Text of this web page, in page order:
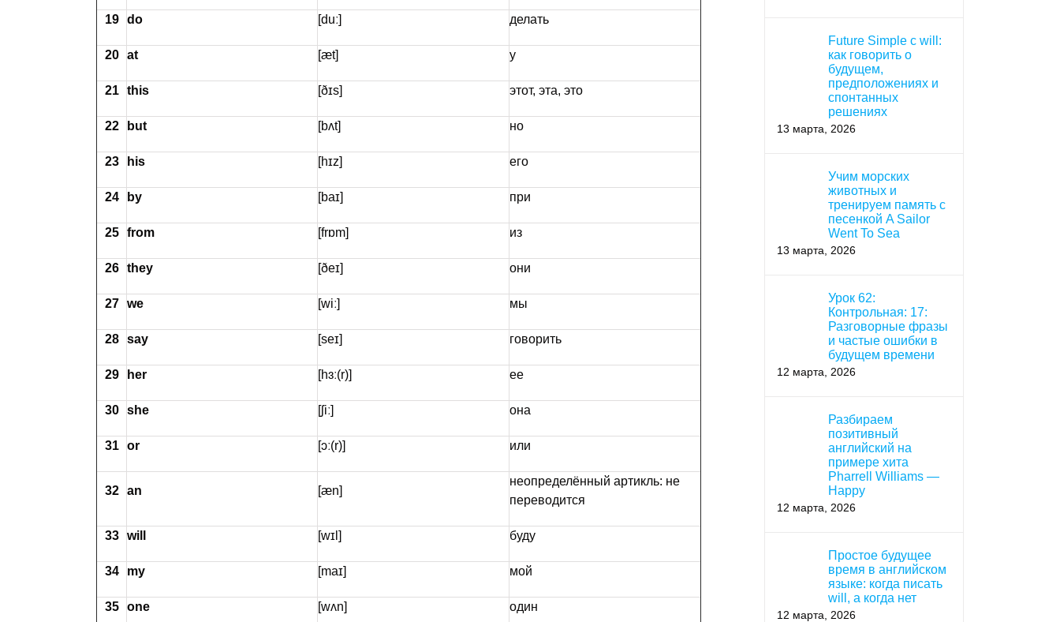
19 do [duː] делать
20 at [æt] у
21 this [ðɪs] этот, эта, это
22 but [bʌt] но
23 his [hɪz] его
24 by [baɪ] при
25 from [frɒm] из
26 they [ðeɪ] они
27 we [wiː] мы
28 say [seɪ] говорить
29 her [hɜː(r)] ее
30 she [ʃiː] она
31 or [ɔː(r)] или
32 an [æn]
неопределённый артикль: не
переводится
33 will [wɪl] буду
34 my [maɪ] мой
35 one [wʌn] один
Future Simple с will:
как говорить о
будущем,
предположениях и
спонтанных
решениях
13 марта, 2026
Учим морских
животных и
тренируем память с
песенкой A Sailor
Went To Sea
13 марта, 2026
Урок 62:
Контрольная: 17:
Разговорные фразы
и частые ошибки в
будущем времени
12 марта, 2026
Разбираем
позитивный
английский на
примере хита
Pharrell Williams —
Happy
12 марта, 2026
Простое будущее
время в английском
языке: когда писать
will, а когда нет
12 марта, 2026